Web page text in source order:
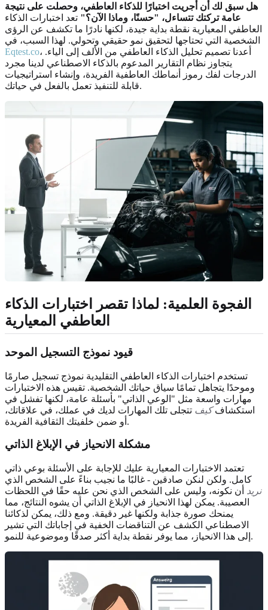
هل سبق لك أن أجريت اختبارًا للذكاء العاطفي، وحصلت على نتيجة
عامة تركتك تتساءل، "حسنًا، وماذا الآن؟" تعد اختبارات الذكاء
العاطفي المعيارية نقطة بداية جيدة، لكنها نادرًا ما تكشف عن الرؤى
الشخصية التي تحتاجها لتحقيق نمو حقيقي وتحولي. لهذا السبب، في
Eqtest.co، أعدنا تصميم تحليل الذكاء العاطفي من الألف إلى الياء.
يتجاوز نظام التقارير المدعوم بالذكاء الاصطناعي لدينا مجرد
الدرجات لفك رموز أنماطك العاطفية الفريدة، وإنشاء استراتيجيات
قابلة للتنفيذ تعمل بالفعل في حياتك.
الفجوة العلمية: لماذا تقصر اختبارات الذكاء
العاطفي المعيارية
قيود نموذج التسجيل الموحد
تستخدم اختبارات الذكاء العاطفي التقليدية نموذج تسجيل صارمًا
وموحدًا يتجاهل تمامًا سياق حياتك الشخصية. تقيس هذه الاختبارات
مهارات واسعة مثل "الوعي الذاتي" بأسئلة عامة، لكنها تفشل في
استكشافكيف تتجلى تلك المهارات لديك في عملك، في علاقاتك،
أو ضمن خلفيتك الثقافية الفريدة.
مشكلة الانحياز في الإبلاغ الذاتي
تعتمد الاختبارات المعيارية عليك للإجابة على الأسئلة بوعي ذاتي
كامل. ولكن لنكن صادقين - غالبًا ما نجيب بناءً على الشخص الذي
نريد أن نكونه، وليس على الشخص الذي نحن عليه حقًا في اللحظات
العصيبة. يمكن لهذا الانحياز في الإبلاغ الذاتي أن يشوه النتائج، مما
يمنحك صورة جذابة ولكنها غير دقيقة. ومع ذلك، يمكن لذكائنا
الاصطناعي الكشف عن التناقضات الخفية في إجاباتك التي تشير
إلى هذا الانحياز، مما يوفر نقطة بداية أكثر صدقًا وموضوعية للنمو.